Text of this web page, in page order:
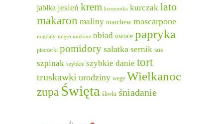
jabłka jesień krem kruszonka kurczak lato
makaron maliny marchew mascarpone
migdały mięso mielone obiad owoce papryka
pieczarki pomidory sałatka sernik sos
szpinak szybkie szybkie danie tort
truskawki urodziny wege Wielkanoc
zupa Święta śliwki śniadanie